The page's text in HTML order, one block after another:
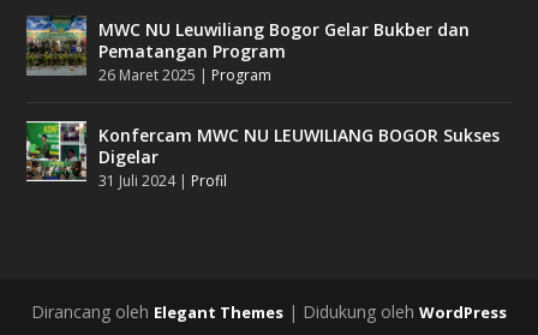
MWC NU Leuwiliang Bogor Gelar Bukber dan
Pematangan Program
26 Maret 2025 | Program
Konfercam MWC NU LEUWILIANG BOGOR Sukses
Digelar
31 Juli 2024| Profil
Dirancang oleh Elegant Themes | Didukung oleh WordPress